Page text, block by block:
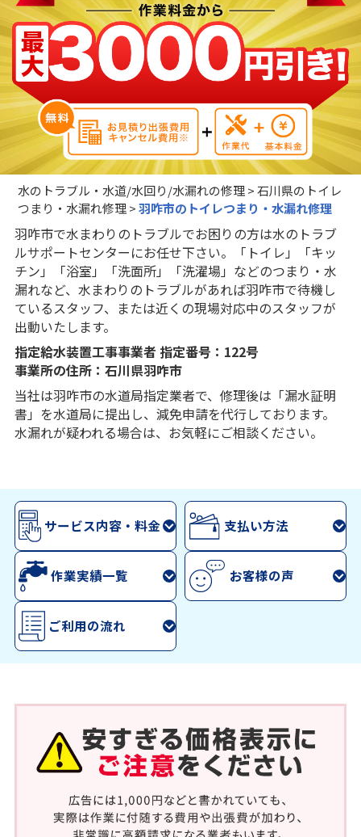
水のトラブル・水道/水回り/水漏れの修理>石川県のトイレ
つまり・水漏れ修理>羽咋市のトイレつまり・水漏れ修理
羽咋市で水まわりのトラブルでお困りの方は水のトラブ
ルサポートセンターにお任せ下さい。「トイレ」「キッ
チン」「浴室」「洗面所」「洗濯場」などのつまり・水
漏れなど、水まわりのトラブルがあれば羽咋市で待機し
ているスタッフ、または近くの現場対応中のスタッフが
出動いたします。
指定給水装置工事事業者 指定番号：122号
事業所の住所：石川県羽咋市
当社は羽咋市の水道局指定業者で、修理後は「漏水証明
書」を水道局に提出し、減免申請を代行しております。
水漏れが疑われる場合は、お気軽にご相談ください。
サービス内容・料金 支払い方法
作業実績一覧 お客様の声
ご利用の流れ